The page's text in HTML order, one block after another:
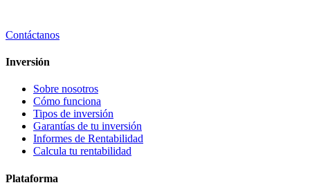
Contáctanos
Inversión
Sobre nosotros
Cómo funciona
Tipos de inversión
Garantías de tu inversión
Informes de Rentabilidad
Calcula tu rentabilidad
Plataforma